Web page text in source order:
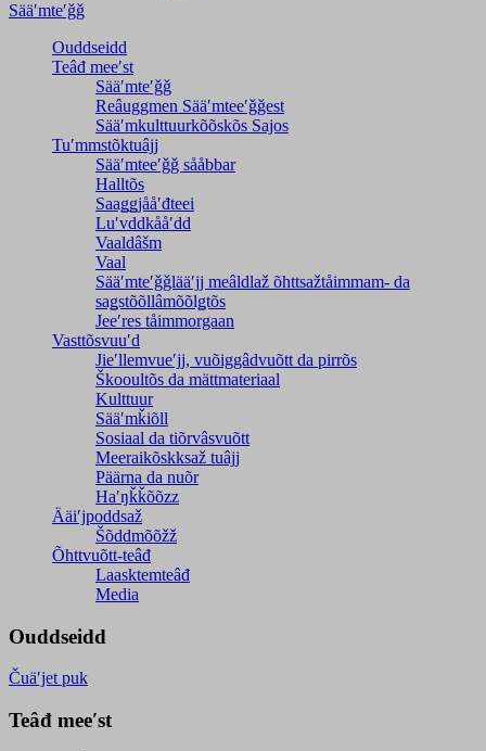
Sääʹmteʹǧǧ
Ouddseidd
Teâđ meeʹst
Sääʹmteʹǧǧ
Reâuggmen Sääʹmteeʹǧǧest
Sääʹmkulttuurkõõskõs Sajos
Tuʹmmstõktuâjj
Sääʹmteeʹǧǧ sååbbar
Halltõs
Saaǥǥjååʹđteei
Luʹvddkååʹdd
Vaaldâšm
Vaal
Sääʹmteʹǧǧlääʹjj meâldlaž õhttsažtåimmam- da
saǥstõõllâmõõlǥtõs
Jeeʹres tåimmorgaan
Vasttõsvuuʹd
Jieʹllemvueʹjj, vuõiggâdvuõtt da pirrõs
Škooultõs da mättmateriaal
Kulttuur
Sääʹmǩiõll
Sosiaal da tiõrvâsvuõtt
Meeraikõskksaž tuâjj
Päärna da nuõr
Haʹŋǩǩõõzz
Ääiʹjpoddsaž
Šõddmõõžž
Õhttvuõtt-teâđ
Laasktemteâđ
Media
Ouddseidd
Čuäʹjet puk
Teâđ meeʹst